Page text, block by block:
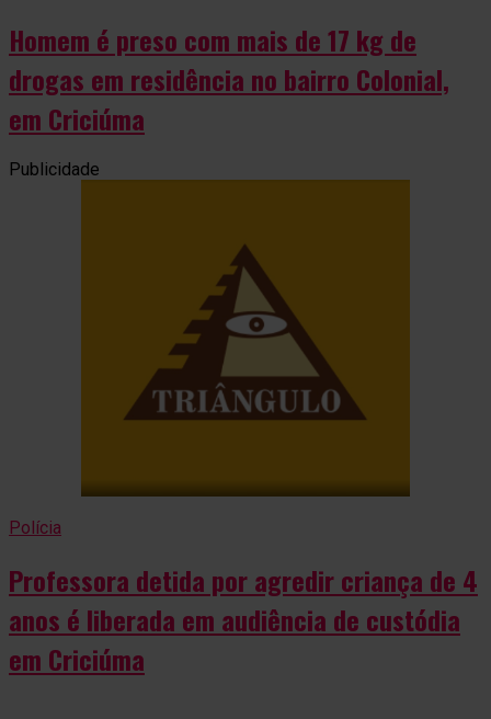
Homem é preso com mais de 17 kg de
drogas em residência no bairro Colonial,
em Criciúma
Publicidade
Polícia
Professora detida por agredir criança de 4
anos é liberada em audiência de custódia
em Criciúma